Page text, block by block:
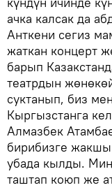
ачка калсак да
Анткени сегиз
жаткан концерт
барып
театрдын
суктанып, биз
Кыргызстанга
Алмазбек
бирибизге
убада кылды.
таштап коюп же